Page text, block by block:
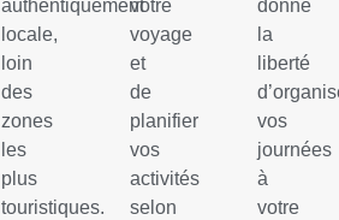
authentiquement
locale,
loin
des
zones
les
plus
touristiques.
votre
voyage
et
de
planifier
vos
activités
selon
donne
la
liberté
vos
journées
à
votre